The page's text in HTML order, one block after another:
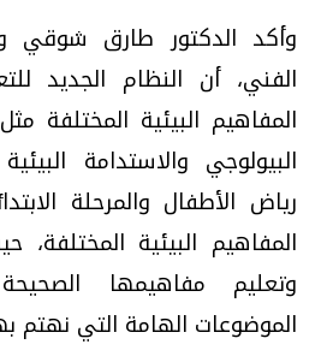
وأكد الدكتور طارق شوقي
المفاهيم البيئية المختلفة
البيولوجي والاستدامة
رياض الأطفال والمرحلة
المفاهيم البيئية المختلفة،
وتعليم مفاهيمها
الموضوعات الهامة التي نهتم